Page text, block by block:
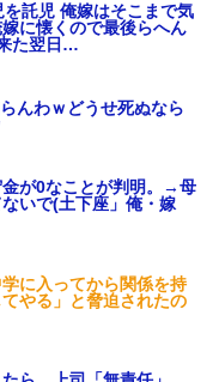
を託児 俺嫁はそこまで気
に懐くので最後らへん
た翌日…
んわｗどうせ死ぬなら
が0なことが判明。→母
いで(土下座」俺・嫁
に入ってから関係を持
やる」と脅迫されたの